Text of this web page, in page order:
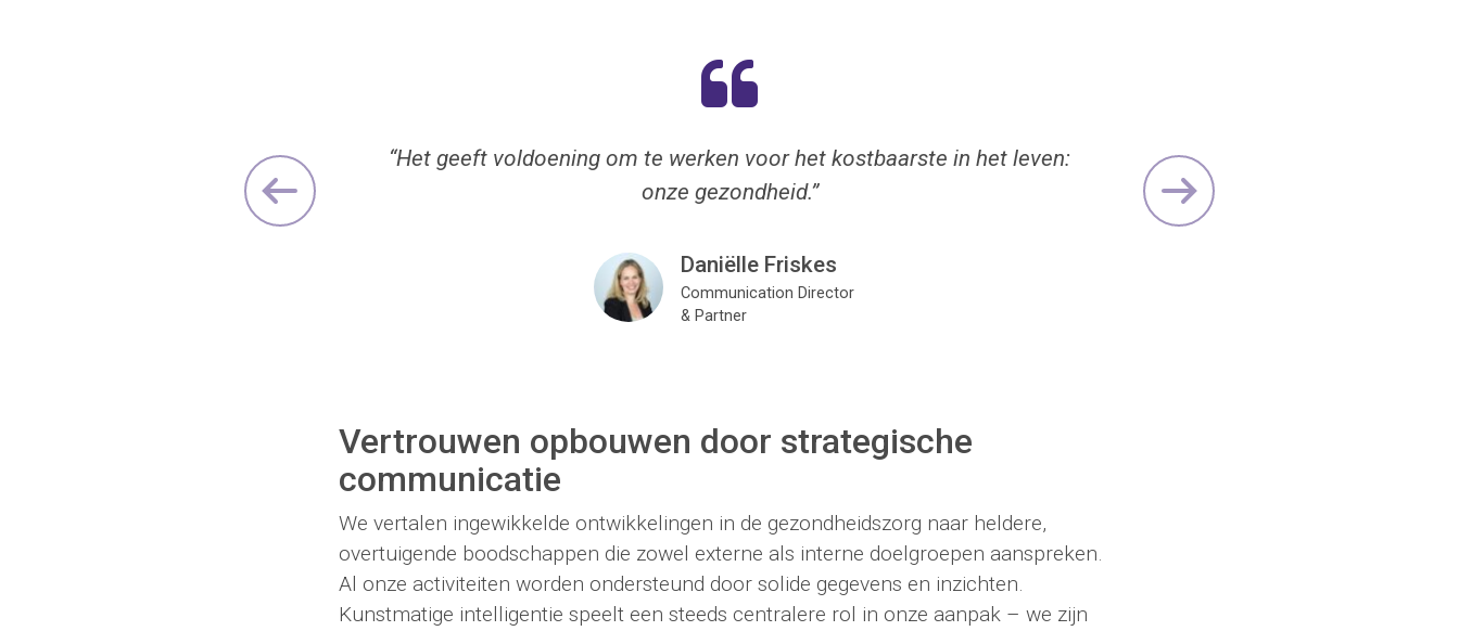
“Het geeft voldoening om te werken voor het kostbaarste in het leven:
onze gezondheid.”
Daniëlle Friskes
Communication Director
& Partner
Previous Next
Vertrouwen opbouwen door strategische
communicatie
We vertalen ingewikkelde ontwikkelingen in de gezondheidszorg naar heldere,
overtuigende boodschappen die zowel externe als interne doelgroepen aanspreken.
Al onze activiteiten worden ondersteund door solide gegevens en inzichten.
Kunstmatige intelligentie speelt een steeds centralere rol in onze aanpak – we zijn